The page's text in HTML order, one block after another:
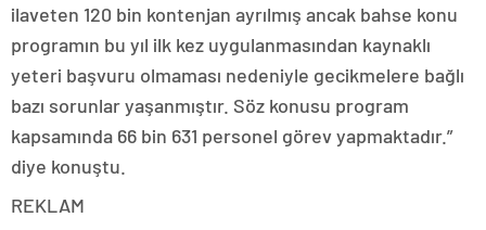
ilaveten 120 bin kontenjan ayrılmış ancak bahse konu
programın bu yıl ilk kez uygulanmasından kaynaklı
yeteri başvuru olmaması nedeniyle gecikmelere bağlı
bazı sorunlar yaşanmıştır. Söz konusu program
kapsamında 66 bin 631 personel görev yapmaktadır.”
diye konuştu.
REKLAM